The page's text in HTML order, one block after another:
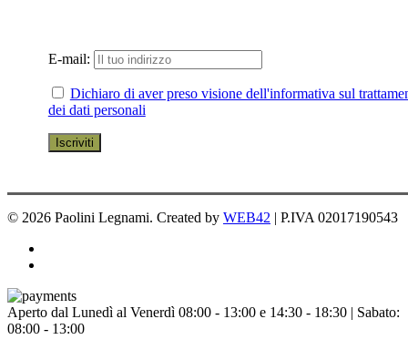
E-mail:
Dichiaro di aver preso visione dell'informativa sul
dei dati personali
© 2026 Paolini Legnami. Created by WEB42 | P.IVA 02017190543
Chiudi
menu
Aperto dal Lunedì al Venerdì 08:00 - 13:00 e 14:30 - 18:30 | Sabato:
08:00 - 13:00